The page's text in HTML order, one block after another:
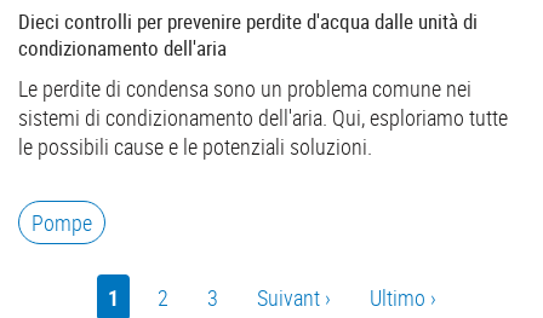
Dieci controlli per prevenire perdite d'acqua dalle unità di
condizionamento dell'aria
Le perdite di condensa sono un problema comune nei
sistemi di condizionamento dell'aria. Qui, esploriamo tutte
le possibili cause e le potenziali soluzioni.
Pompe
Pagination Current
1 Pagina
2 Pagina
3
Prossima
Suivant ›
Last
Ultimo ›